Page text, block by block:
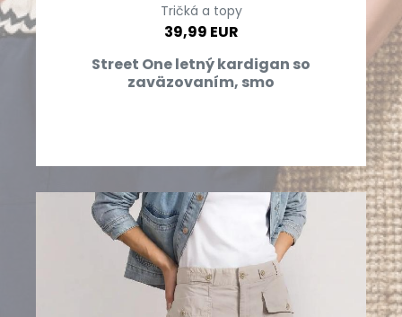
Tričká a topy
39,99 EUR
Street One letný kardigan so
zaväzovaním, smo